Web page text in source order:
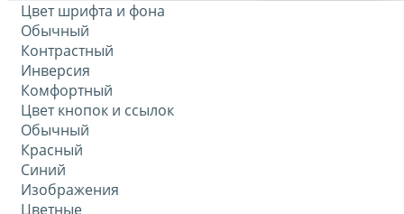
Цвет шрифта и фона
Обычный
Контрастный
Инверсия
Комфортный
Цвет кнопок и ссылок
Обычный
Красный
Синий
Изображения
Цветные